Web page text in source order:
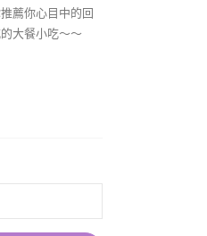
薦你心目中的回
大餐小吃～～